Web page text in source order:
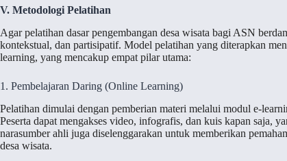
V. Metodologi Pelatihan
Agar pelatihan dasar pengembangan desa wisata bagi ASN
kontekstual, dan partisipatif. Model pelatihan yang diterapkan
learning, yang mencakup empat pilar utama:
1. Pembelajaran Daring (Online Learning)
Pelatihan dimulai dengan pemberian materi melalui modul e-
Peserta dapat mengakses video, infografis, dan kuis kapan saja,
narasumber ahli juga diselenggarakan untuk memberikan
desa wisata.